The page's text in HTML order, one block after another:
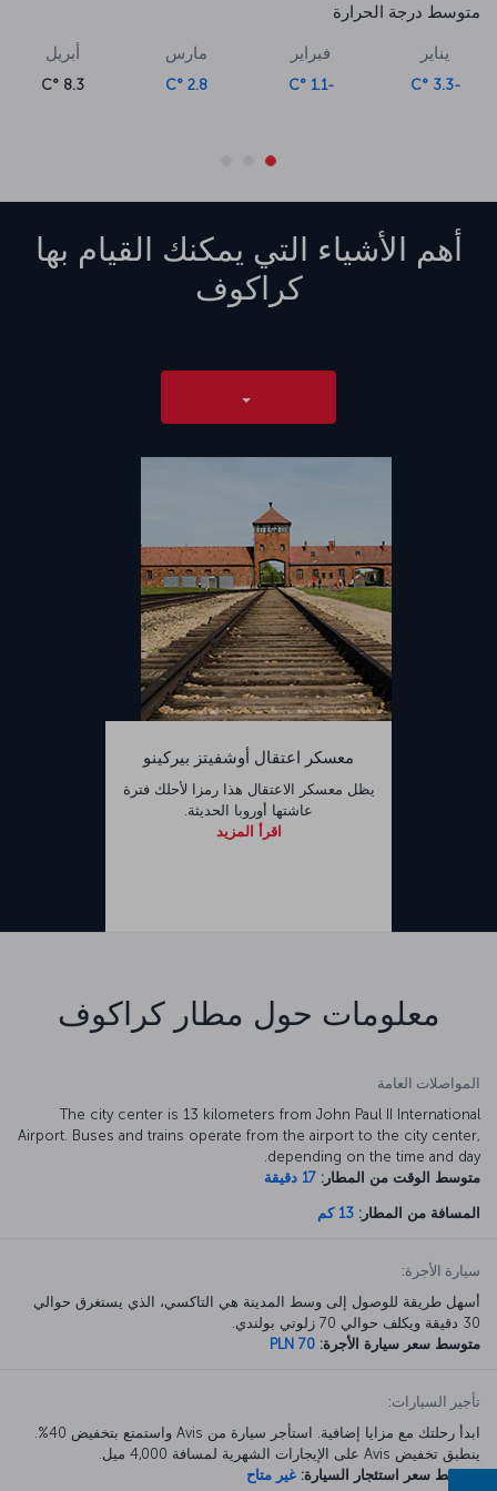
متوسط درجة الحرارة
يناير
-3.3 °C
فبراير
-1.1 °C
مارس
2.8 °C
أبريل
8.3 °C
أهم الأشياء التي يمكنك القيام بها
كراكوف
معسكر اعتقال أوشفيتز بيركينو
يظل معسكر الاعتقال هذا رمزا لأحلك فترة
عاشتها أوروبا الحديثة.
اقرأ المزيد
معلومات حول مطار كراكوف
المواصلات العامة
The city center is 13 kilometers from John Paul II International
Airport. Buses and trains operate from the airport to the city center,
depending on the time and day.
متوسط الوقت من المطار: 17 دقيقة
المسافة من المطار: 13 كم
سيارة الأجرة:
أسهل طريقة للوصول إلى وسط المدينة هي التاكسي، الذي يستغرق حوالي
30 دقيقة ويكلف حوالي 70 زلوتي بولندي.
متوسط سعر سيارة الأجرة: PLN 70
تأجير السيارات:
ابدأ رحلتك مع مزايا إضافية. استأجر سيارة من Avis واستمتع بتخفيض 40%.
ينطبق تخفيض Avis على الإيجارات الشهرية لمسافة 4,000 ميل.
متوسط سعر استئجار السيارة: غير متاح